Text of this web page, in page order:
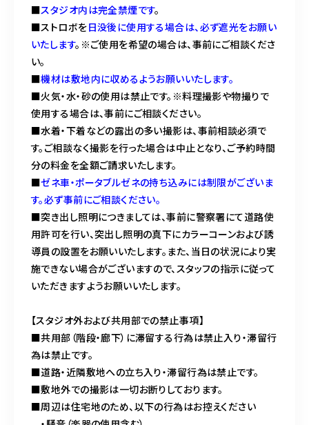
■スタジオ内は完全禁煙です。
■ストロボを日没後に使用する場合は、必ず遮光をお願い
いたします。※ご使用を希望の場合は、事前にご相談くださ
い。
■機材は敷地内に収めるようお願いいたします。
■火気・水・砂の使用は禁止です。※料理撮影や物撮りで
使用する場合は、事前にご相談ください。
■水着・下着などの露出の多い撮影は、事前相談必須で
す。ご相談なく撮影を行った場合は中止となり、ご予約時間
分の料金を全額ご請求いたします。
■ゼネ車・ポータブルゼネの持ち込みには制限がございま
す。必ず事前にご相談ください。
■突き出し照明につきましては、事前に警察署にて道路使
用許可を行い、突出し照明の真下にカラーコーンおよび誘
導員の設置をお願いいたします。また、当日の状況により実
施できない場合がございますので、スタッフの指示に従って
いただきますようお願いいたします。
【スタジオ外および共用部での禁止事項】
■共用部（階段・廊下）に滞留する行為は禁止入り・滞留行
為は禁止です。
■道路・近隣敷地への立ち入り・滞留行為は禁止です。
■敷地外での撮影は一切お断りしております。
■周辺は住宅地のため、以下の行為はお控えください